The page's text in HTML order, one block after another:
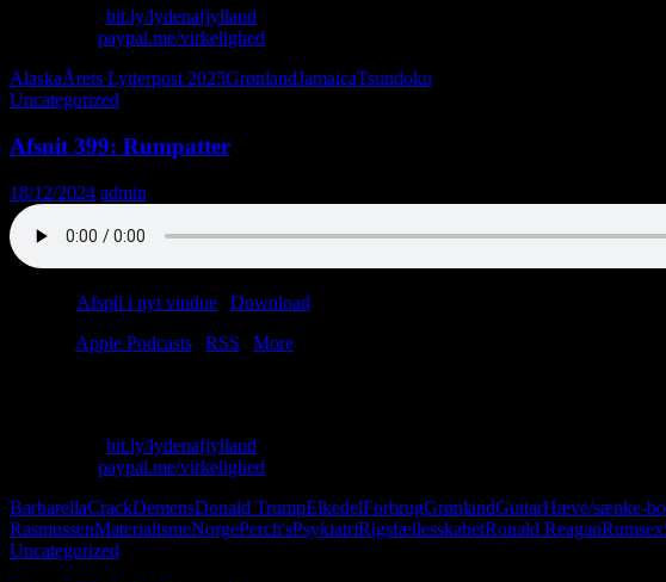
bit.ly/lydenafjylland
paypal.me/virkelighed
AlaskaÅrets Lytterpost 2025GrønlandJamaicaTsundoku
Uncategorized
Afsnit 399: Rumpatter
18/12/2024 admin
Afspil i nyt vindue Download
Apple Podcasts RSS
More
bit.ly/lydenafjylland
paypal.me/virkelighed
BarbarellaCrackDemensDonald TrumpElkedelForbrugGrønlandGuitarHæve/sænke-
RasmussenMaterialismeNorgePerch'sPsykiatriRigsfællesskabetRonald ReaganRumsex
Uncategorized